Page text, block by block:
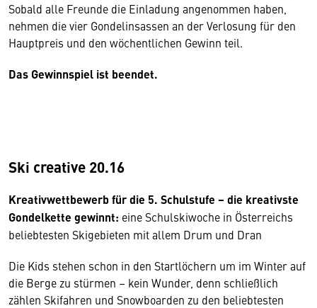
Sobald alle Freunde die Einladung angenommen haben,
nehmen die vier Gondelinsassen an der Verlosung für den
Hauptpreis und den wöchentlichen Gewinn teil.
Das Gewinnspiel ist beendet.
Ski creative 20.16
Kreativwettbewerb für die 5. Schulstufe – die kreativste
Gondelkette gewinnt: eine Schulskiwoche in Österreichs
beliebtesten Skigebieten mit allem Drum und Dran
Die Kids stehen schon in den Startlöchern um im Winter auf
die Berge zu stürmen – kein Wunder, denn schließlich
zählen Skifahren und Snowboarden zu den beliebtesten